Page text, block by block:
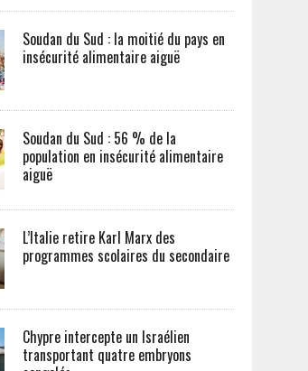
Soudan du Sud : la moitié du pays en
insécurité alimentaire aiguë
Soudan du Sud : 56 % de la
population en insécurité alimentaire
aiguë
L’Italie retire Karl Marx des
programmes scolaires du secondaire
Chypre intercepte un Israélien
transportant quatre embryons